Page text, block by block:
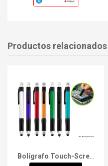
Productos relacionados